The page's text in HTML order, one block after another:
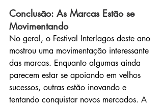
Conclusão: As Marcas Estão se
Movimentando
No geral, o Festival Interlagos deste ano
mostrou uma movimentação interessante
das marcas. Enquanto algumas ainda
parecem estar se apoiando em velhos
sucessos, outras estão inovando e
tentando conquistar novos mercados. A